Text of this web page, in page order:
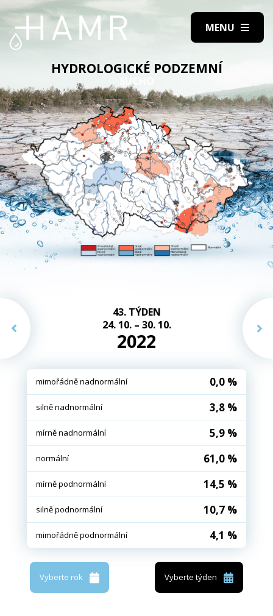
HYDROLOGICKÉ PODZEMNÍ
SUCHO
43. TÝDEN
24. 10. – 30. 10.
2022
mimořádně nadnormální 0,0 %
silně nadnormální 3,8 %
mírně nadnormální 5,9 %
normální 61,0 %
mírně podnormální 14,5 %
silně podnormální 10,7 %
mimořádně podnormální 4,1 %
Vyberte rok Vyberte týden